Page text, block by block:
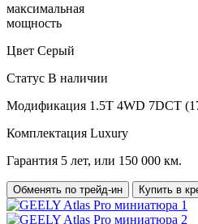
максимальная
мощность
Цвет Серый
Статус В наличии
Модификация 1.5T 4WD 7DCT
Комплектация Luxury
Гарантия 5 лет, или 150 000 км.
Обменять по трейд-ин Купить в